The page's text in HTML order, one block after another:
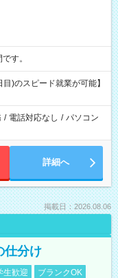
です。
)のスピード就業が可能】
/ 電話対応なし / パソコン
詳細へ
掲載日：2026.08.06
仕分け
生歓迎
ブランクOK